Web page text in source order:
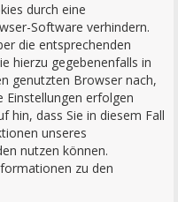
durch eine
Software verhindern.
die entsprechenden
hierzu gegebenenfalls in
genutzten Browser nach,
Einstellungen erfolgen
hin, dass Sie in diesem Fall
unseres
nutzen können.
zu den